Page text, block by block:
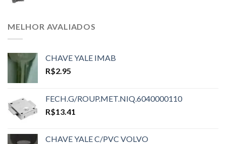
MELHOR AVALIADOS
CHAVE YALE IMAB
R$2.95
FECH.G/ROUP.MET.NIQ.6040000110
R$13.41
CHAVE YALE C/PVC VOLVO